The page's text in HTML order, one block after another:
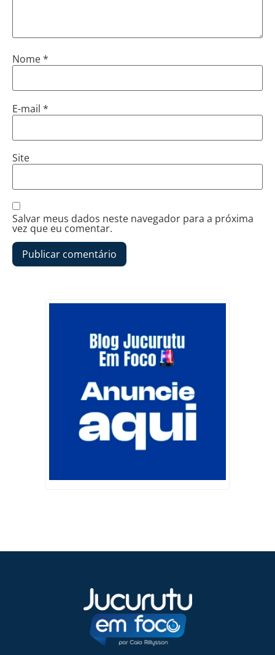
Nome*
E-mail *
Site
Salvar meus dados neste navegador para a próxima
vez que eu comentar.